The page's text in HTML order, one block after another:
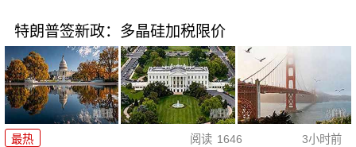
特朗普签新政：多晶硅加税限价
最热 阅读 1646 3小时前